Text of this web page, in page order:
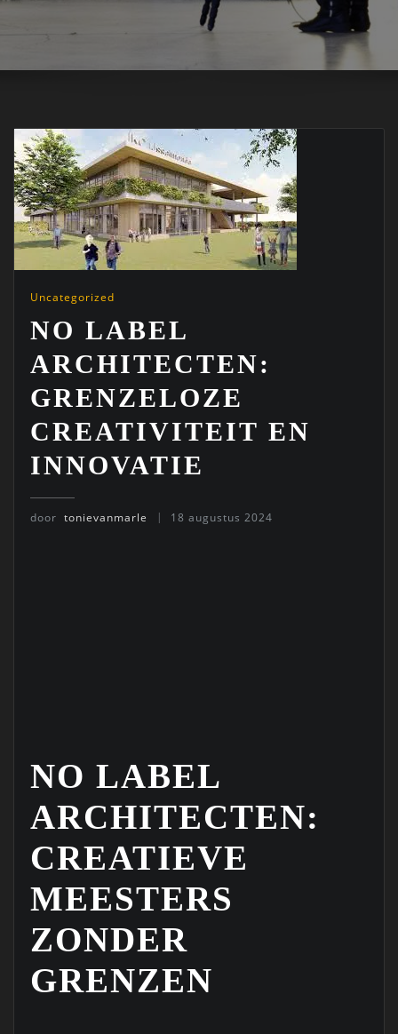
Uncategorized
NO LABEL
ARCHITECTEN:
GRENZELOZE
CREATIVITEIT EN
INNOVATIE
door tonievanmarle 18 augustus 2024
NO LABEL
ARCHITECTEN:
CREATIEVE
MEESTERS
ZONDER
GRENZEN